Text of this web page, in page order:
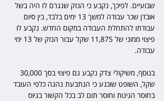
שבועיים. לפיכך, נקבע כי הנזק שנגרם לו היה בשל
אובדן שכר עבודה למשך 13 ימים בלבד, בין סיום
עבודתו להתחלת העבודה במקום החדש. נקבע לו
פיצוי ממוני של 11,875 שקל עבור הנזק של 13 ימי
עבודה.
שקל, השופט שוכנע כי הנתבעת נהגה כלפי העובד
בחוסר הגינות וחוסר תום לב בכל הקשור בגיוס